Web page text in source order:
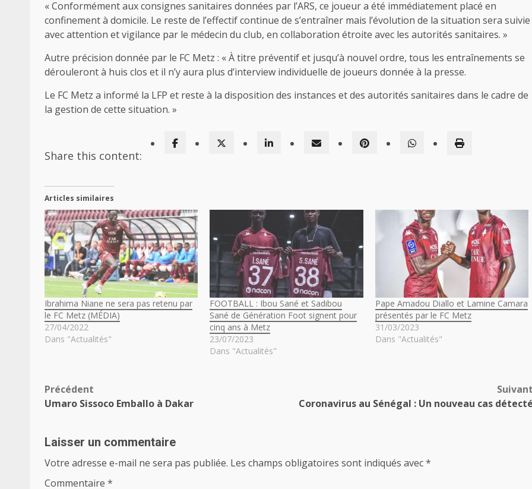
« Conformément aux consignes sanitaires données par l’ARS, ce joueur a été immédiatement placé en
confinement à domicile. Le reste de l’effectif continue de s’entraîner mais l’évolution de la situation sera suivie
avec attention et vigilance par le médecin du club, en collaboration étroite avec les autorités sanitaires. »
Autre précision donnée par le FC Metz : « À titre préventif et jusqu’à nouvel ordre, tous les entraînements se
dérouleront à huis clos et il n’y aura plus d’interview individuelle de joueurs donnée à la presse.
Le FC Metz a informé la LFP et reste à la disposition des instances et des autorités sanitaires dans le cadre de
la gestion de cette situation. »
Share this content:
Articles similaires
Ibrahima Niane ne sera pas retenu par
le FC Metz (MÉDIA)
27/04/2022
Dans "Actualités"
FOOTBALL : Ibou Sané et Sadibou
Sané de Génération Foot signent pour
cinq ans à Metz
23/07/2023
Dans "Actualités"
Pape Amadou Diallo et Lamine Camara
présentés par le FC Metz
31/03/2023
Dans "Actualités"
Navigation
Précédent
Umaro Sissoco Emballo à Dakar
Coronavirus au Sénégal : Un nouveau cas
Laisser un commentaire
Votre adresse e-mail ne sera pas publiée. Les champs obligatoires sont indiqués avec*
Commentaire *